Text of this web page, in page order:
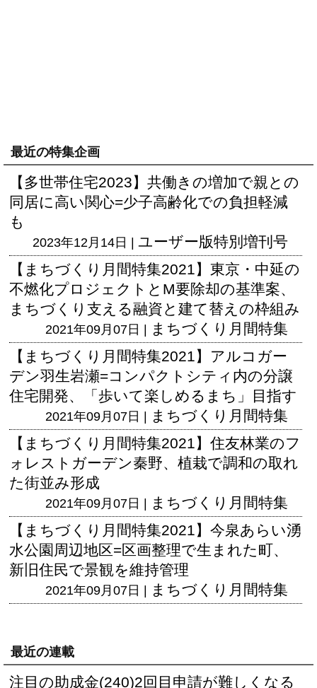
最近の特集企画
【多世帯住宅2023】共働きの増加で親との
同居に高い関心=少子高齢化での負担軽減
も
2023年12月14日 | ユーザー版特別増刊号
【まちづくり月間特集2021】東京・中延の
不燃化プロジェクトとM要除却の基準案、
まちづくり支える融資と建て替えの枠組み
2021年09月07日 |
まちづくり月間特集
【まちづくり月間特集2021】アルコガー
デン羽生岩瀬=コンパクトシティ内の分譲
住宅開発、「歩いて楽しめるまち」目指す
2021年09月07日 |
まちづくり月間特集
【まちづくり月間特集2021】住友林業のフ
ォレストガーデン秦野、植栽で調和の取れ
た街並み形成
2021年09月07日 |
まちづくり月間特集
【まちづくり月間特集2021】今泉あらい湧
水公園周辺地区=区画整理で生まれた町、
新旧住民で景観を維持管理
2021年09月07日 | まちづくり月間特集
最近の連載
注目の助成金(240)2回目申請が難しくなる